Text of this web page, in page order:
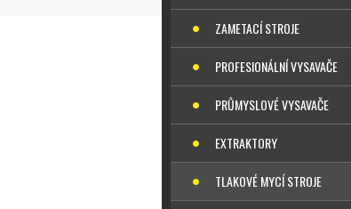
ZAMETACÍ STROJE
PROFESIONÁLNÍ VYSAVAČE
PRŮMYSLOVÉ VYSAVAČE
EXTRAKTORY
TLAKOVÉ MYCÍ STROJE